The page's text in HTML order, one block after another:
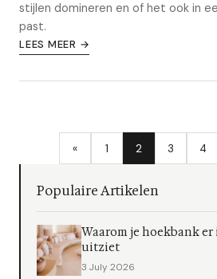
stijlen domineren en of het ook in
past.
LEES MEER →
« 1 2 3 4
Populaire Artikelen
Waarom je hoekbank
uitziet
3 July 2026